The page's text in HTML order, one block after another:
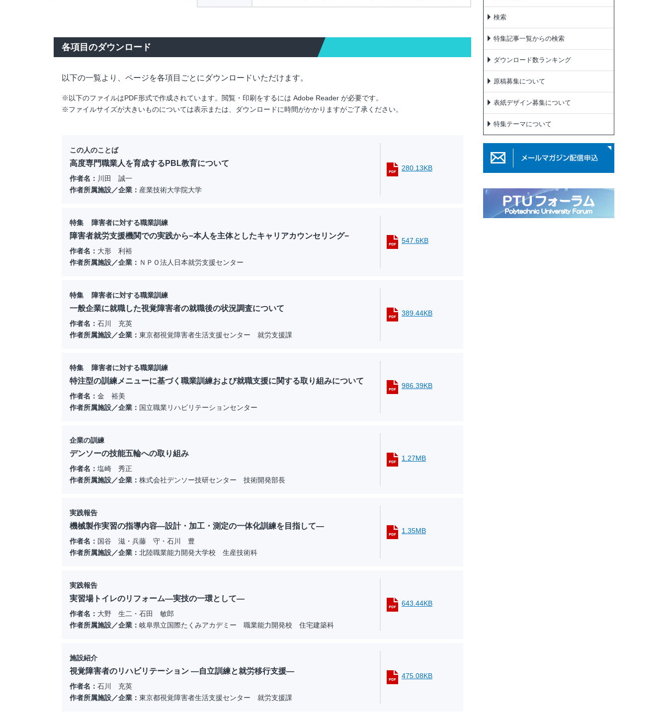
各項目のダウンロード
以下の一覧より、ページを各項目ごとにダウンロードいただけます。
※以下のファイルはPDF形式で作成されています。閲覧・印刷をするには Adobe Reader が必要です。
※ファイルサイズが大きいものについては表示または、ダウンロードに時間がかかりますがご了承ください。
この人のことば
高度専門職業人を育成するPBL教育について
作者名： 川田 誠一
作者所属施設／企業： 産業技術大学院大学
280.13KB
特集 障害者に対する職業訓練
障害者就労支援機関での実践から−本人を主体としたキャリアカウンセリング−
作者名： 大形 利裕
作者所属施設／企業： ＮＰＯ法人日本就労支援センター
547.6KB
特集 障害者に対する職業訓練
一般企業に就職した視覚障害者の就職後の状況調査について
作者名： 石川 充英
作者所属施設／企業： 東京都視覚障害者生活支援センター 就労支援課
389.44KB
特集 障害者に対する職業訓練
特注型の訓練メニューに基づく職業訓練および就職支援に関する取り組みについて
作者名： 金 裕美
作者所属施設／企業： 国立職業リハビリテーションセンター
986.39KB
企業の訓練
デンソーの技能五輪への取り組み
作者名： 塩崎 秀正
作者所属施設／企業： 株式会社デンソー技研センター 技術開発部長
1.27MB
実践報告
機械製作実習の指導内容―設計・加工・測定の一体化訓練を目指して―
作者名： 国谷 滋・兵藤 守・石川 豊
作者所属施設／企業： 北陸職業能力開発大学校 生産技術科
1.35MB
実践報告
実習場トイレのリフォーム―実技の一環として―
作者名： 大野 生二・石田 敏郎
作者所属施設／企業： 岐阜県立国際たくみアカデミー 職業能力開発校 住宅建築科
643.44KB
施設紹介
視覚障害者のリハビリテーション ―自立訓練と就労移行支援―
作者名： 石川 充英
作者所属施設／企業： 東京都視覚障害者生活支援センター 就労支援課
475.08KB
検索
特集記事一覧からの検索
ダウンロード数ランキング
原稿募集について
表紙デザイン募集について
特集テーマについて